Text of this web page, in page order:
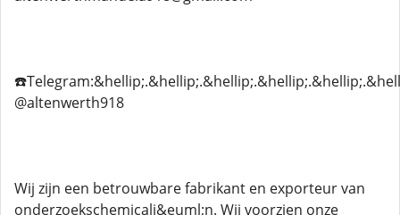
@altenwerth918
Wij zijn een betrouwbare fabrikant en exporteur van
onderzoekschemicali&euml;n. Wij voorzien onze